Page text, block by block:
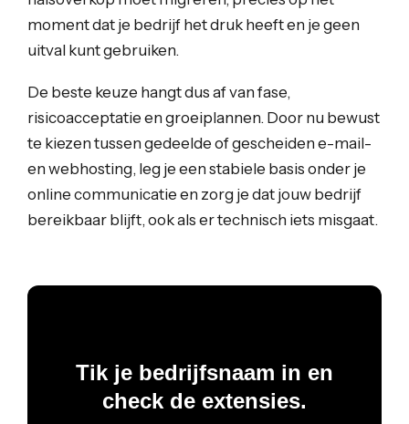
moment dat je bedrijf het druk heeft en je geen
uitval kunt gebruiken.
De beste keuze hangt dus af van fase,
risicoacceptatie en groeiplannen. Door nu bewust
te kiezen tussen gedeelde of gescheiden e-mail-
en webhosting, leg je een stabiele basis onder je
online communicatie en zorg je dat jouw bedrijf
bereikbaar blijft, ook als er technisch iets misgaat.
Tik je bedrijfsnaam in en
check de extensies.